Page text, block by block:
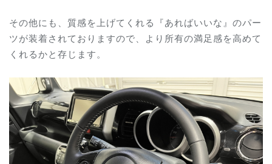
その他にも、質感を上げてくれる『あればいいな』のパー
ツが装着されておりますので、より所有の満足感を高めて
くれるかと存じます。